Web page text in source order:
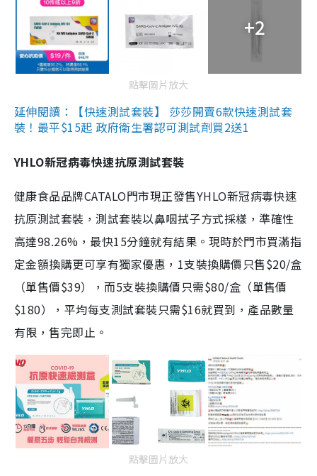
+2
點擊圖片放大
延伸閱讀：【快速測試套裝】 莎莎開賣6款快速測試套
裝！最平$15起 政府衛生署認可測試劑買2送1
YHLO新冠病毒快速抗原測試套裝
健康食品品牌CATALO門市現正發售YHLO新冠病毒快速
抗原測試套裝，測試套裝以鼻咽拭子方式採樣，準確性
高達98.26%，最快15分鐘就有結果。現時於門市買滿指
定金額換購更可享有獨家優惠，1支裝換購價只售$20/盒
（單售價$39），而5支裝換購價只需$80/盒（單售價
$180），平均每支測試套裝只需$16就買到，產品數量
有限，售完即止。
點擊圖片放大